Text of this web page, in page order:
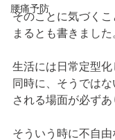
腰痛予防
そのことに気づく
まるとも書きました
生活には日常定型
同時に、そうでは
される場面が必ずあ
そういう時に不自